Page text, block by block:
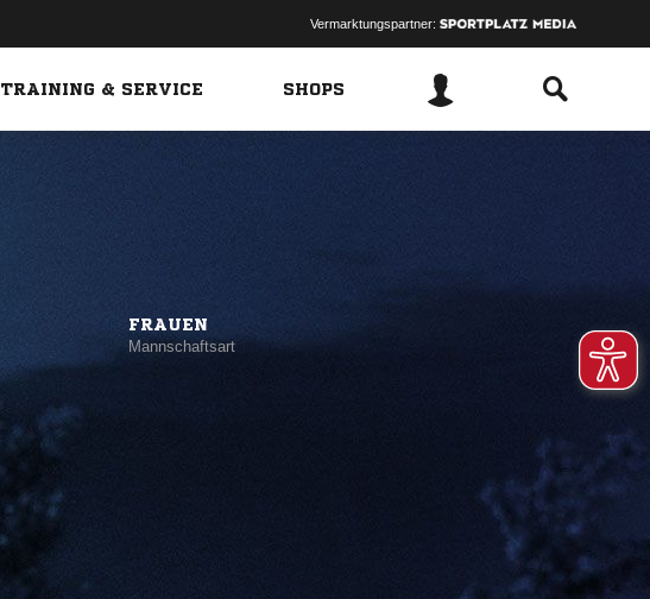
Vermarktungspartner:
TRAINING & SERVICE SHOPS
FRAUEN
Mannschaftsart